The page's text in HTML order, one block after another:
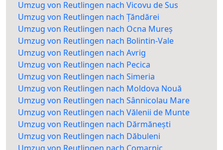
Umzug von Reutlingen nach Vicovu de Sus
Umzug von Reutlingen nach Țăndărei
Umzug von Reutlingen nach Ocna Mureș
Umzug von Reutlingen nach Bolintin-Vale
Umzug von Reutlingen nach Avrig
Umzug von Reutlingen nach Pecica
Umzug von Reutlingen nach Simeria
Umzug von Reutlingen nach Moldova Nouă
Umzug von Reutlingen nach Sânnicolau Mare
Umzug von Reutlingen nach Vălenii de Munte
Umzug von Reutlingen nach Dărmănești
Umzug von Reutlingen nach Dăbuleni